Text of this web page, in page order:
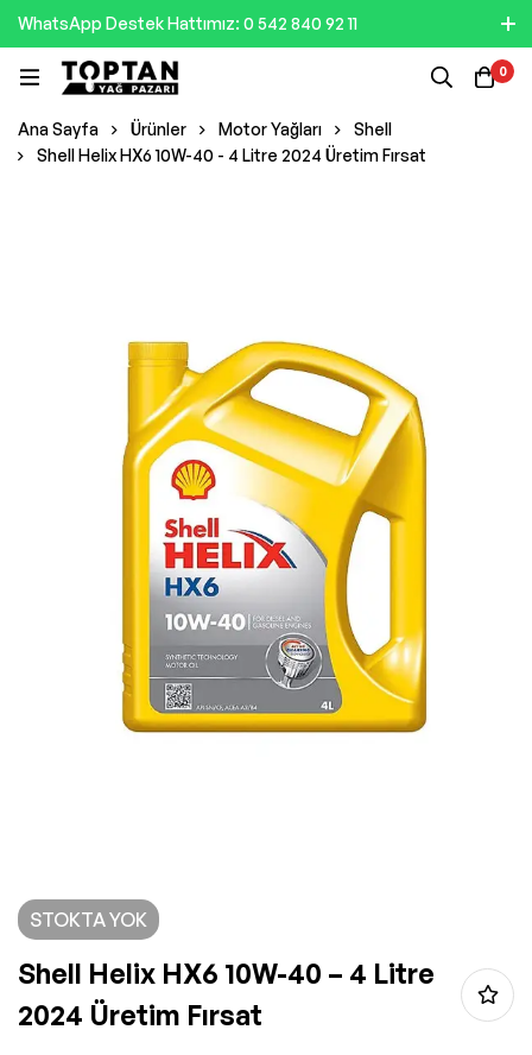
WhatsApp Destek Hattımız: 0 542 840 92 11
0
Ana Sayfa Ürünler Motor Yağları
Shell
Shell Helix HX6 10W-40 - 4 Litre 2024 Üretim Fırsat
STOKTA YOK
Shell Helix HX6 10W-40 – 4 Litre
2024 Üretim Fırsat